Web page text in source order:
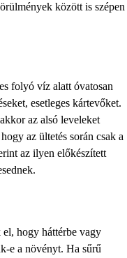
között is szépen
folyó víz alatt óvatosan
esetleges kártevőket.
az alsó leveleket
az ültetés során csak a
az ilyen előkészített
hogy háttérbe vagy
e a növényt. Ha sűrű